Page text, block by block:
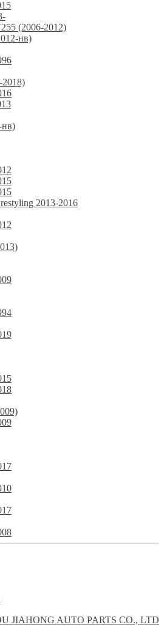
(2006-2012)
нв)
2018)
нв)
2013-2016
JIAHONG AUTO PARTS CO., LTD